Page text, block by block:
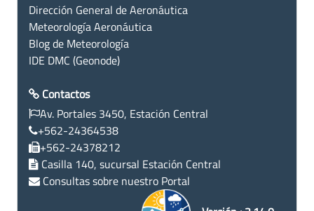
Dirección General de Aeronáutica
Meteorología Aeronáutica
Blog de Meteorología
IDE DMC (Geonode)
Contactos
Av. Portales 3450, Estación Central
+562-24364538
+562-24378212
Casilla 140, sucursal Estación Central
Consultas sobre nuestro Portal